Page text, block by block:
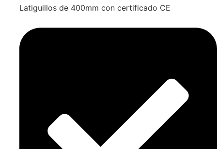
Latiguillos de 400mm con certificado CE